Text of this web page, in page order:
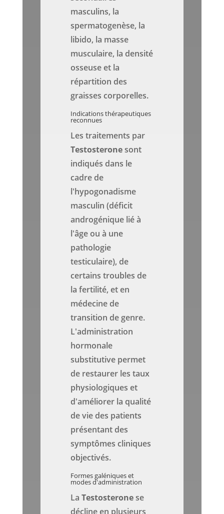
masculins, la
spermatogenèse, la
libido, la masse
musculaire, la densité
osseuse et la
répartition des
graisses corporelles.
Indications thérapeutiques
reconnues
Les traitements par
Testosteronesont
indiqués dans le
cadre de
l'hypogonadisme
masculin (déficit
androgénique lié à
l'âge ou à une
pathologie
testiculaire), de
certains troubles de
la fertilité, et en
médecine de
transition de genre.
L'administration
hormonale
substitutive permet
de restaurer les taux
physiologiques et
d'améliorer la qualité
de vie des patients
présentant des
symptômes cliniques
objectivés.
Formes galéniques et
modes d'administration
LaTestosteronese
décline en plusieurs